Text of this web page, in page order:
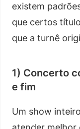
existem
que certos
que a turnê
1) Concerto
e fim
Um show